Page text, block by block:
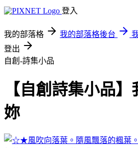
登入
我的部落格 我的部落格後台
登出
自創-詩集小品
【自創詩集小品
妳